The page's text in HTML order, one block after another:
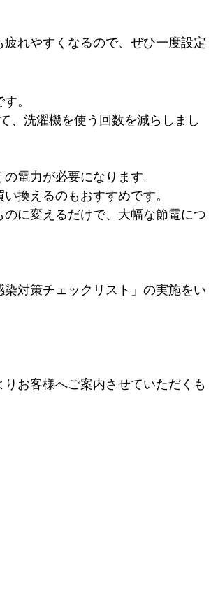
れやすくなるので、ぜひ一度設定
。
、洗濯機を使う回数を減らしまし
電力が必要になります。
換えるのもおすすめです。
に変えるだけで、大幅な節電につ
対策チェックリスト」﻿の実施をい
お客様へご案内させていただくも